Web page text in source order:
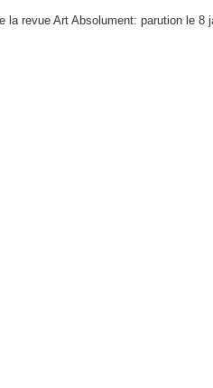
la revue Art Absolument: parution le 8